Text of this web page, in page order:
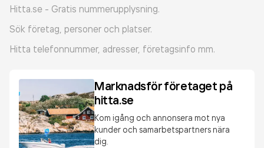
Hitta.se - Gratis nummerupplysning.
Sök företag, personer och platser.
Hitta telefonnummer, adresser, företagsinfo mm.
Marknadsför företaget på
hitta.se
Kom igång och annonsera mot nya
kunder och samarbetspartners nära
dig.